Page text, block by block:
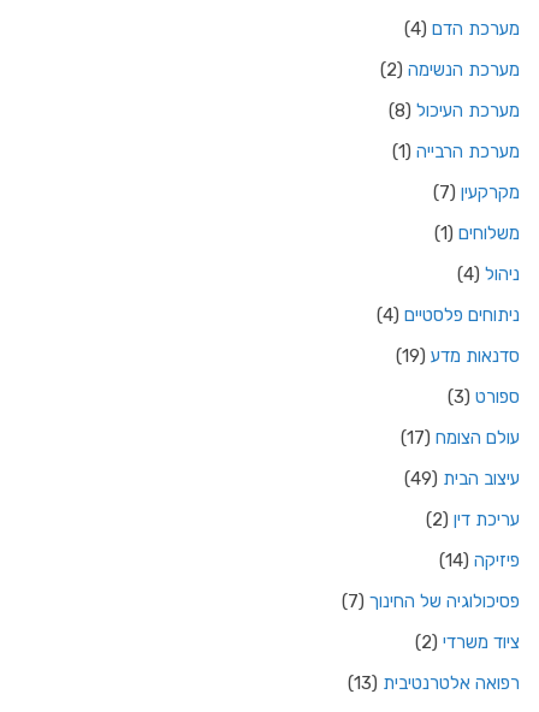
מערכת הדם (4)
מערכת הנשימה (2)
מערכת העיכול (8)
מערכת הרבייה (1)
מקרקעין (7)
משלוחים (1)
ניהול (4)
ניתוחים פלסטיים (4)
סדנאות מדע (19)
ספורט (3)
עולם הצומח (17)
עיצוב הבית (49)
עריכת דין (2)
פיזיקה (14)
פסיכולוגיה של החינוך (7)
ציוד משרדי (2)
רפואה אלטרנטיבית (13)